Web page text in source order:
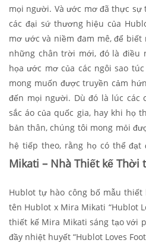
mọi người. Và ước mơ đã thực
các đại sứ thương hiệu của
mơ ước và niềm đam mê, để
những chân trời mới, đó là điều
họa ước mơ của các ngôi sao
mong muốn được truyền cảm
đến mọi người. Dù đó là lúc các
sắc áo của quốc gia, hay khi họ
bản thân, chúng tôi mong mỏi
hệ tiếp theo, rằng họ có thể đạt
Mikati – Nhà Thiết kế Thời
Hublot tự hào công bố mẫu
tên Hublot x Mira Mikati “Hublot
thiết kế Mira Mikati sáng tạo với
đầy nhiệt huyết “Hublot Loves